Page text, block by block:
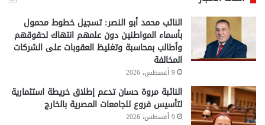
النائب محمد أبو النصر: تسجيل خطوط محمول
بأسماء المواطنين دون علمهم انتهاك لحقوقهم
وأطالب بمحاسبة وتغليظ العقوبات على الشركات
المخالفة
9 أغسطس، 2026
النائبة مروة حسان تدعم إطلاق خريطة استثمارية
لتأسيس فروع للجامعات المصرية بالخارج
9 أغسطس، 2026